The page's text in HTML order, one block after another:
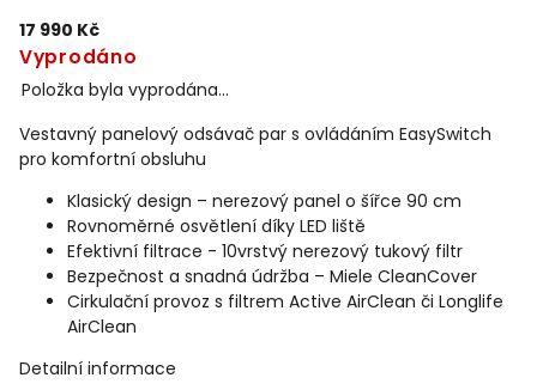
17 990 Kč
Vyprodáno
Položka byla vyprodána…
Vestavný panelový odsávač par s ovládáním EasySwitch
pro komfortní obsluhu
Klasický design – nerezový panel o šířce 90 cm
Rovnoměrné osvětlení díky LED liště
Efektivní filtrace - 10vrstvý nerezový tukový filtr
Bezpečnost a snadná údržba – Miele CleanCover
Cirkulační provoz s filtrem Active AirClean či Longlife
AirClean
Detailní informace